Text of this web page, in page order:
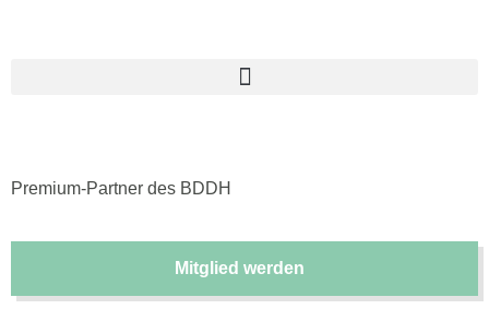
Premium-Partner des BDDH
Mitglied werden